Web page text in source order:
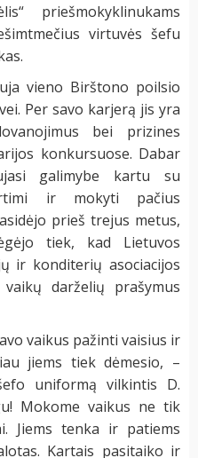
priešmokyklinukams
virtuvės šefu
vieno Birštono poilsio
Per savo karjerą jis yra
bei prizines
konkursuose. Dabar
galimybe kartu su
ir mokyti pačius
prieš trejus metus,
tiek, kad Lietuvos
ir konditerių asociacijos
darželių prašymus
vaikus pažinti vaisius ir
jiems tiek dėmesio, –
uniformą vilkintis D.
Mokome vaikus ne tik
Jiems tenka ir patiems
Kartais pasitaiko ir